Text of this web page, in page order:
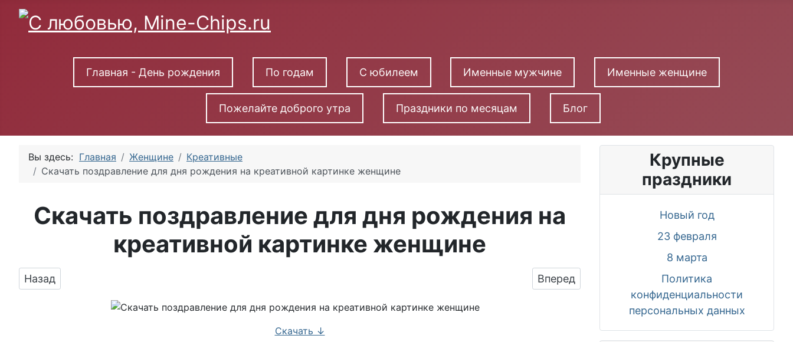
Главная - День рождения По годам С юбилеем Именные мужчине Именные женщине
Пожелайте доброго утра Праздники по месяцам Блог
Вы здесь: Главная Женщине
Креативные
Скачать поздравление для дня рождения на креативной картинке женщине
Скачать поздравление для дня рождения на
креативной картинке женщине
Предыдущий: Яркая и креативная картинка с Днюхой настоящей женщине
Назад Следующий: Креативная картинка на день
Вперед
Скачать ↓
Крупные
праздники
Новый год
23 февраля
8 марта
Политика
конфиденциальности
персональных данных